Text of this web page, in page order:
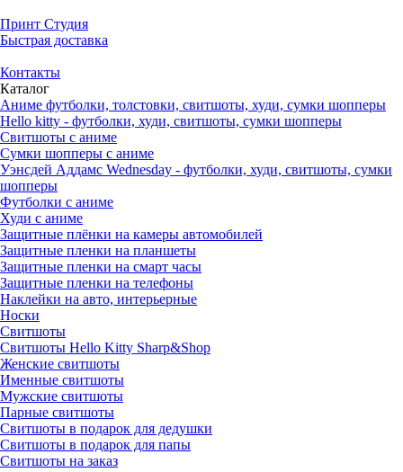
Принт Студия
Быстрая доставка
Контакты
Каталог
Аниме футболки, толстовки, свитшоты, худи, сумки шопперы
Hello kitty - футболки, худи, свитшоты, сумки шопперы
Свитшоты с аниме
Сумки шопперы с аниме
Уэнсдей Аддамс Wednesday - футболки, худи, свитшоты, сумки
шопперы
Футболки с аниме
Худи с аниме
Защитные плёнки на камеры автомобилей
Защитные пленки на планшеты
Защитные пленки на смарт часы
Защитные пленки на телефоны
Наклейки на авто, интерьерные
Носки
Свитшоты
Cвитшоты Hello Kitty Sharp&Shop
Женские свитшоты
Именные свитшоты
Мужские свитшоты
Парные свитшоты
Свитшоты в подарок для дедушки
Свитшоты в подарок для папы
Свитшоты на заказ